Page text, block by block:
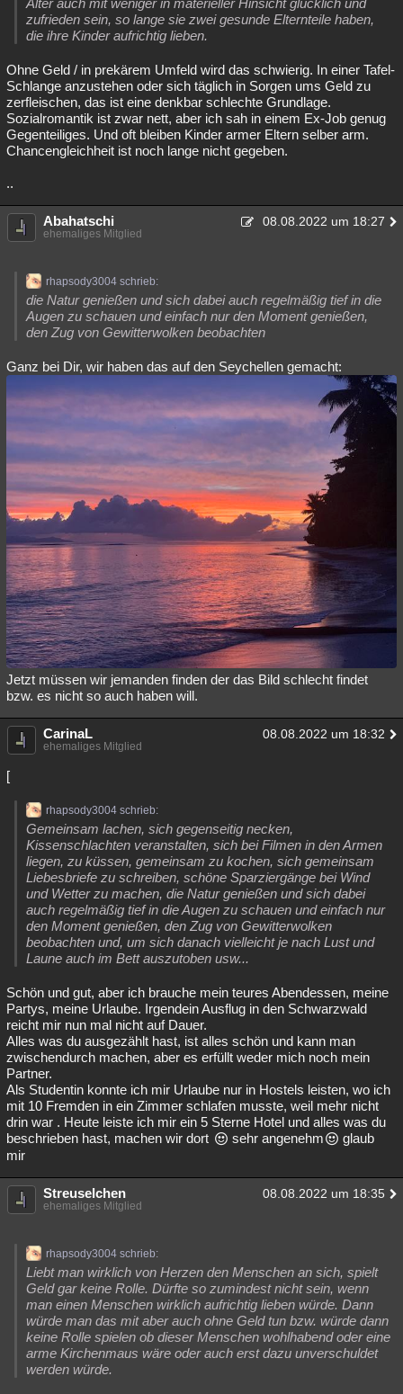
Alter auch mit weniger in materieller Hinsicht glücklich und
zufrieden sein, so lange sie zwei gesunde Elternteile haben,
die ihre Kinder aufrichtig lieben.
Ohne Geld / in prekärem Umfeld wird das schwierig. In einer Tafel-
Schlange anzustehen oder sich täglich in Sorgen ums Geld zu
zerfleischen, das ist eine denkbar schlechte Grundlage.
Sozialromantik ist zwar nett, aber ich sah in einem Ex-Job genug
Gegenteiliges. Und oft bleiben Kinder armer Eltern selber arm.
Chancengleichheit ist noch lange nicht gegeben.
..
Abahatschi 08.08.2022 um 18:27
ehemaliges Mitglied
rhapsody3004 schrieb:
die Natur genießen und sich dabei auch regelmäßig tief in die
Augen zu schauen und einfach nur den Moment genießen,
den Zug von Gewitterwolken beobachten
Ganz bei Dir, wir haben das auf den Seychellen gemacht:
Jetzt müssen wir jemanden finden der das Bild schlecht findet
bzw. es nicht so auch haben will.
CarinaL 08.08.2022 um 18:32
ehemaliges Mitglied
[
rhapsody3004 schrieb:
Gemeinsam lachen, sich gegenseitig necken,
Kissenschlachten veranstalten, sich bei Filmen in den Armen
liegen, zu küssen, gemeinsam zu kochen, sich gemeinsam
Liebesbriefe zu schreiben, schöne Sparziergänge bei Wind
und Wetter zu machen, die Natur genießen und sich dabei
auch regelmäßig tief in die Augen zu schauen und einfach nur
den Moment genießen, den Zug von Gewitterwolken
beobachten und, um sich danach vielleicht je nach Lust und
Laune auch im Bett auszutoben usw...
Schön und gut, aber ich brauche mein teures Abendessen, meine
Partys, meine Urlaube. Irgendein Ausflug in den Schwarzwald
reicht mir nun mal nicht auf Dauer.
Alles was du ausgezählt hast, ist alles schön und kann man
zwischendurch machen, aber es erfüllt weder mich noch mein
Partner.
Als Studentin konnte ich mir Urlaube nur in Hostels leisten, wo ich
mit 10 Fremden in ein Zimmer schlafen musste, weil mehr nicht
drin war . Heute leiste ich mir ein 5 Sterne Hotel und alles was du
beschrieben hast, machen wir dort
sehr angenehm
glaub
mir
Streuselchen 08.08.2022 um 18:35
ehemaliges Mitglied
rhapsody3004 schrieb:
Liebt man wirklich von Herzen den Menschen an sich, spielt
Geld gar keine Rolle. Dürfte so zumindest nicht sein, wenn
man einen Menschen wirklich aufrichtig lieben würde. Dann
würde man das mit aber auch ohne Geld tun bzw. würde dann
keine Rolle spielen ob dieser Menschen wohlhabend oder eine
arme Kirchenmaus wäre oder auch erst dazu unverschuldet
werden würde.